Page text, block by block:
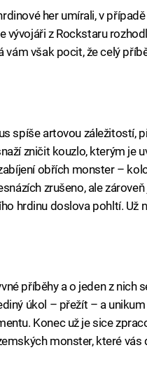
her umírali, v
vývojáři z Rockstaru
však pocit, že celý
spíše artovou záležitostí,
zničit kouzlo, kterým je
obřích monster –
zrušeno, ale
hrdinu doslova pohltí. Už
příběhy a o jeden z nich
úkol – přežít – a
Konec už je sice
monster, které vás